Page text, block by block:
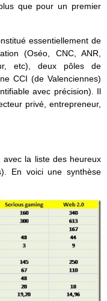
que pour un premier
essentiellement de
(Oséo, CNC, ANR,
etc), deux pôles de
CCI (de Valenciennes)
avec précision). Il
privé, entrepreneur,
avec la liste des heureux
En voici une synthèse